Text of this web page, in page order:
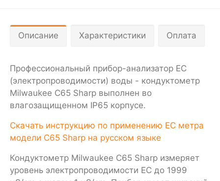
Описание Характеристики Оплата
Профессиональный прибор-анализатор EC
(электропроводимости) воды - кондуктометр
Milwaukee C65 Sharp выполнен во
влагозащищенном IP65 корпусе.
Скачать инструкцию по применению EC метра
модели С65 Sharp на русском языке
Кондуктометр Milwaukee C65 Sharp измеряет
уровень электропроводимости EC до 1999